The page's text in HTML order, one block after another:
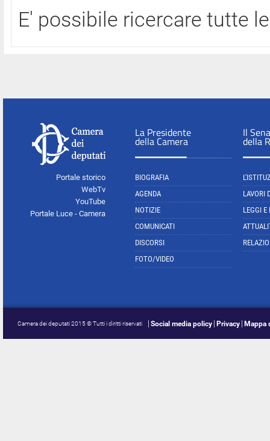
E' possibile ricercare tutte
Portale storico
WebTv
YouTube
Portale Luce - Camera
La Presidente
della Camera
BIOGRAFIA
AGENDA
NOTIZIE
COMUNICATI
DISCORSI
FOTO/VIDEO
Il
della
LAVORI
LEGGI E
Camera dei deputati 2015 © Tutti i diritti riservati Social media policy Privacy Mappa